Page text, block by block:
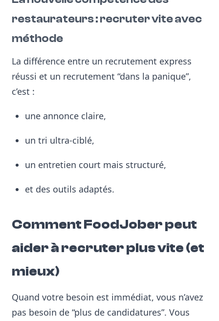
restaurateurs : recruter viteavec
méthode
La différence entre un recrutement express
réussi et un recrutement “dans la panique”,
c’est :
une annonce claire,
un tri ultra-ciblé,
un entretien court mais structuré,
et des outils adaptés.
Comment FoodJober peut
aider à recruter plus vite (et
mieux)
Quand votre besoin est immédiat, vous n’avez
pas besoin de “plus de candidatures”. Vous